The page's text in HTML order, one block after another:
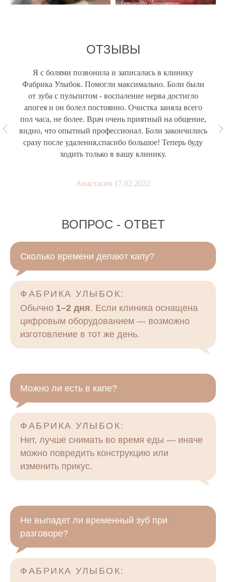
ОТЗЫВЫ
Я с болями позвонила и записалась в клинику
Фабрика Улыбок. Помогли максимально. Боли были
от зуба с пульпитом - воспаление нерва достигло
апогея и он болел постоянно. Очистка заняла всего
пол часа, не более. Врач очень приятный на общение,
видно, что опытный профессионал. Боли закончились
сразу после удаления,спасибо большое! Теперь буду
ходить только в вашу клинику.
Анастасия 17.02.2022
ВОПРОС - ОТВЕТ
Сколько времени делают капу?
ФАБРИКА УЛЫБОК:
Обычно 1–2 дня. Если клиника оснащена
цифровым оборудованием — возможно
изготовление в тот же день.
Можно ли есть в капе?
ФАБРИКА УЛЫБОК:
Нет, лучше снимать во время еды — иначе
можно повредить конструкцию или
изменить прикус.
Не выпадет ли временный зуб при
разговоре?
ФАБРИКА УЛЫБОК: